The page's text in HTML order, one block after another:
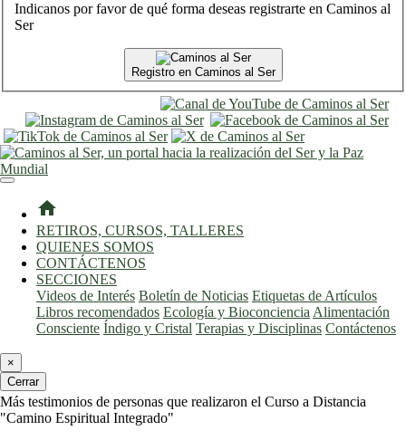
Indicanos por favor de qué forma deseas registrarte en Caminos al
Ser
Registro en Caminos al Ser
home
RETIROS, CURSOS, TALLERES
QUIENES SOMOS
CONTÁCTENOS
SECCIONES
Videos de Interés Boletín de Noticias Etiquetas de Artículos
Libros recomendados Ecología y Bioconciencia Alimentación
Consciente Índigo y Cristal Terapias y Disciplinas Contáctenos
×
Cerrar
Más testimonios de personas que realizaron el Curso a Distancia
"Camino Espiritual Integrado"